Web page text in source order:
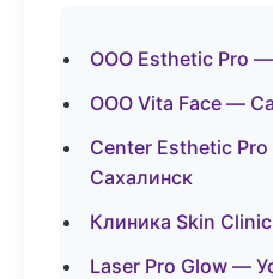
ООО Esthetic Pro
ООО Vita Face —
Center Esthetic
Сахалинск
Клиника Skin
Laser Pro Glow —